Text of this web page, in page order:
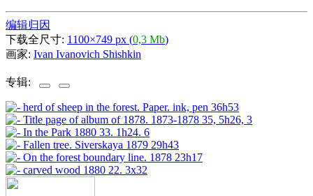
编辑归因
下载全尺寸: 1100×749 px (0,3 Mb)
画家: Ivan Ivanovich Shishkin
专辑: